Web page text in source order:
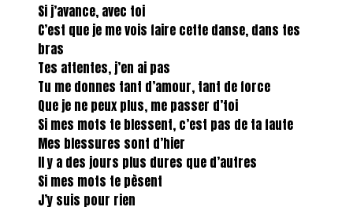
Si j’avance, avec toi
C’est que je me vois faire cette danse, dans tes
bras
Tes attentes, j’en ai pas
Tu me donnes tant d’amour, tant de force
Que je ne peux plus, me passer d’toi
Si mes mots te blessent, c’est pas de ta faute
Mes blessures sont d’hier
Il y a des jours plus dures que d’autres
Si mes mots te pèsent
J’y suis pour rien